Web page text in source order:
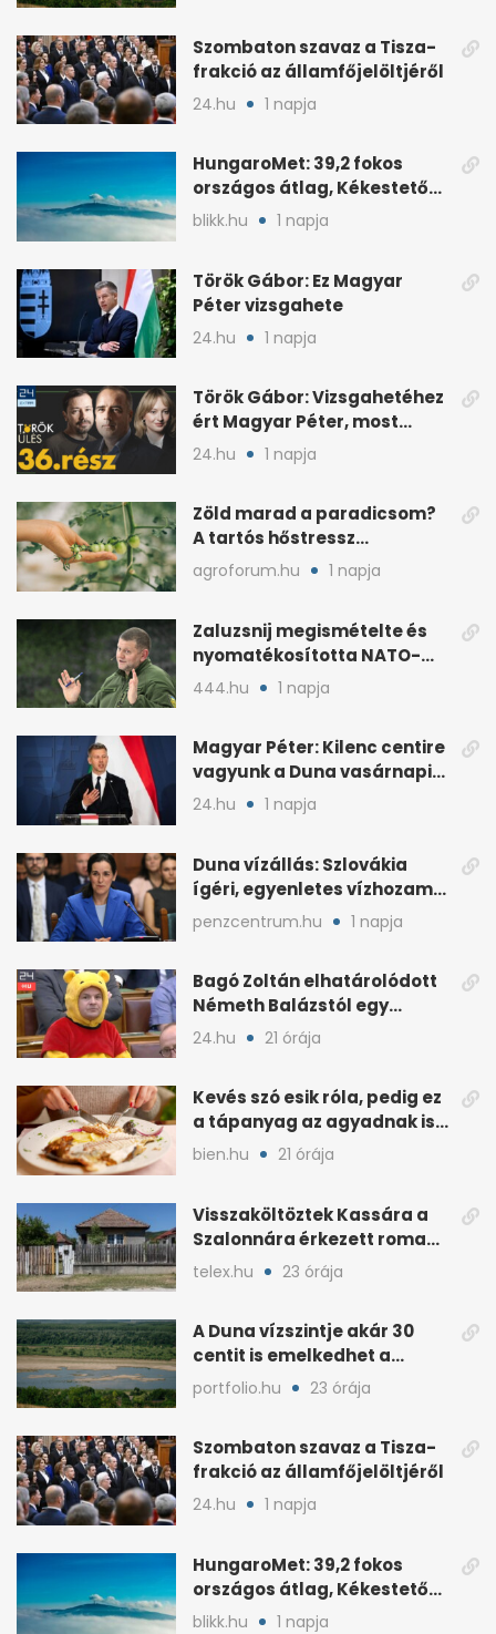
Szombaton szavaz a Tisza-
frakció az államfőjelöltjéről
24.hu 1 napja
HungaroMet: 39,2 fokos
országos átlag, Kékestetőn
hajszál híján rekord
blikk.hu 1 napja
Török Gábor: Ez Magyar
Péter vizsgahete
24.hu 1 napja
Török Gábor: Vizsgahetéhez
ért Magyar Péter, most
minden róla szól
24.hu 1 napja
Zöld marad a paradicsom?
A tartós hőstressz
késleltetheti az érést
agroforum.hu 1 napja
Zaluzsnij megismételte és
nyomatékosította NATO-
kritikáját
444.hu 1 napja
Magyar Péter: Kilenc centire
vagyunk a Duna vasárnapi
mélypontjától
24.hu 1 napja
Duna vízállás: Szlovákia
ígéri, egyenletes vízhozam
jön Magyarországra
penzcentrum.hu 1 napja
Bagó Zoltán elhatárolódott
Németh Balázstól egy
kalocsai poszt miatt
24.hu 21 órája
Kevés szó esik róla, pedig ez
a tápanyag az agyadnak is
kell
bien.hu 21 órája
Visszaköltöztek Kassára a
Szalonnára érkezett roma
családok
telex.hu 23 órája
A Duna vízszintje akár 30
centit is emelkedhet a
nyugati esők után
portfolio.hu 23 órája
Szombaton szavaz a Tisza-
frakció az államfőjelöltjéről
24.hu 1 napja
HungaroMet: 39,2 fokos
országos átlag, Kékestetőn
hajszál híján rekord
blikk.hu 1 napja